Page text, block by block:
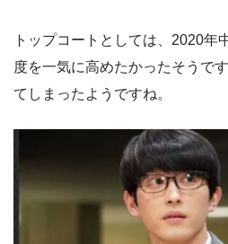
トップコートとしては、2020年
度を一気に高めたかったそうで
てしまったようですね。